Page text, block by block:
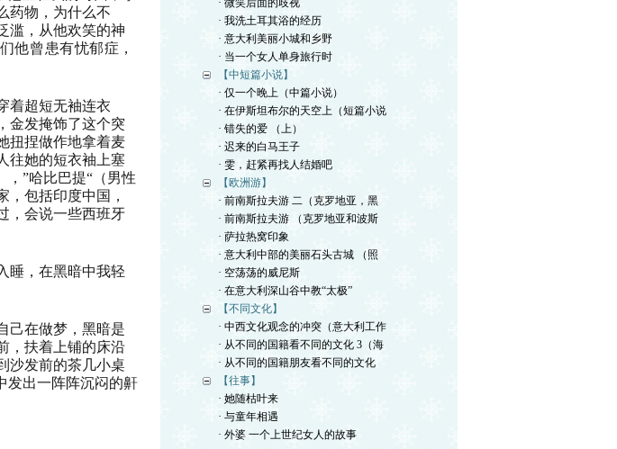
药物，为什么不
滥，从他欢笑的神
他曾患有忧郁症，
着超短无袖连衣
金发掩饰了这个突
扭捏做作地拿着麦
往她的短衣袖上塞
，”哈比巴提“（男性
，包括印度中国，
，会说一些西班牙
睡，在黑暗中我轻
己在做梦，黑暗是
，扶着上铺的床沿
沙发前的茶几小桌
发出一阵阵沉闷的鼾
· 微笑后面的歧视
· 我洗土耳其浴的经历
· 意大利美丽小城和乡野
· 当一个女人单身旅行时
【中短篇小说】
· 仅一个晚上（中篇小说）
· 在伊斯坦布尔的天空上（短篇小说
· 错失的爱 （上）
· 迟来的白马王子
· 雯，赶紧再找人结婚吧
【欧洲游】
· 前南斯拉夫游 二（克罗地亚，黑
· 前南斯拉夫游 （克罗地亚和波斯
· 萨拉热窝印象
· 意大利中部的美丽石头古城 （照
· 空荡荡的威尼斯
· 在意大利深山谷中教“太极”
【不同文化】
· 中西文化观念的冲突（意大利工作
· 从不同的国籍看不同的文化 3（海
· 从不同的国籍朋友看不同的文化
【往事】
· 她随枯叶来
· 与童年相遇
· 外婆 一个上世纪女人的故事